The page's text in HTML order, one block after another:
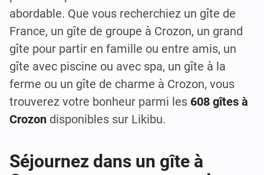
abordable. Que vous recherchiez un gîte de
France, un gîte de groupe à Crozon, un grand
gîte pour partir en famille ou entre amis, un
gîte avec piscine ou avec spa, un gîte à la
ferme ou un gîte de charme à Crozon, vous
trouverez votre bonheur parmi les 608 gîtes à
Crozon disponibles sur Likibu.
Séjournez dans un gîte à